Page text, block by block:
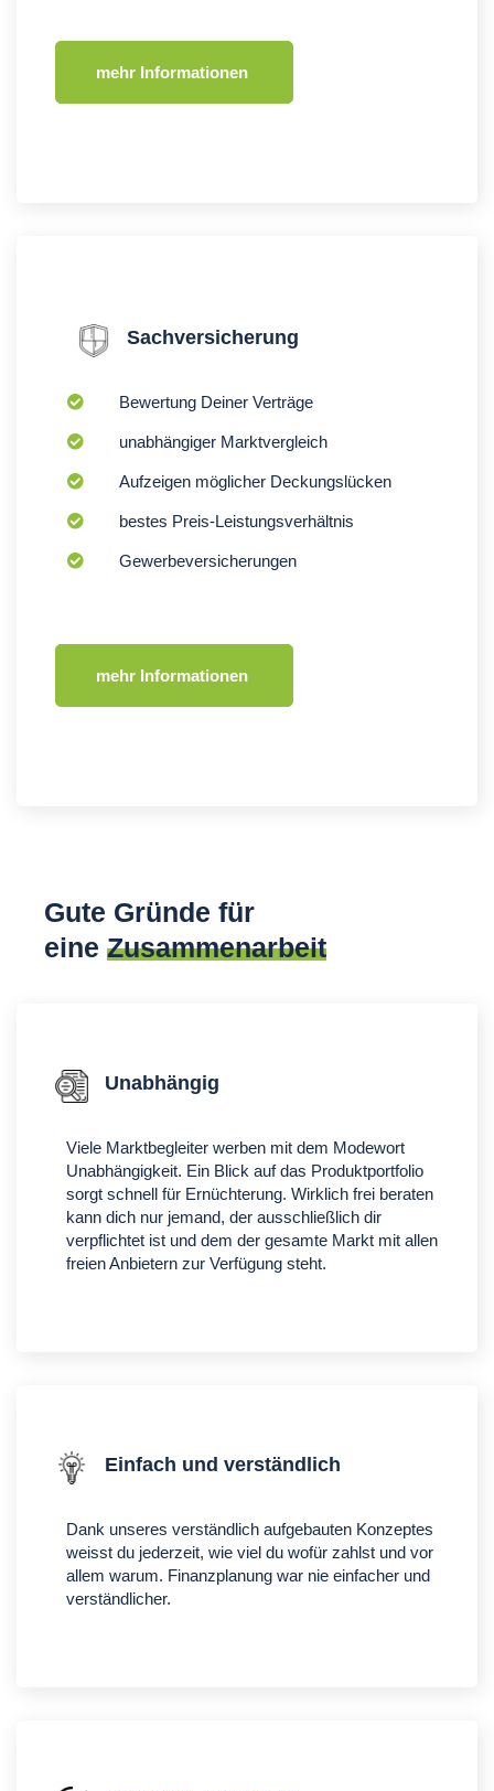
mehr Informationen
Sachversicherung
Bewertung Deiner Verträge
unabhängiger Marktvergleich
Aufzeigen möglicher Deckungslücken
bestes Preis-Leistungsverhältnis
Gewerbeversicherungen
mehr Informationen
Gute Gründe für
eine Zusammenarbeit
Unabhängig
Viele Marktbegleiter werben mit dem Modewort
Unabhängigkeit. Ein Blick auf das Produktportfolio
sorgt schnell für Ernüchterung. Wirklich frei beraten
kann dich nur jemand, der ausschließlich dir
verpflichtet ist und dem der gesamte Markt mit allen
freien Anbietern zur Verfügung steht.
Einfach und verständlich
Dank unseres verständlich aufgebauten Konzeptes
weisst du jederzeit, wie viel du wofür zahlst und vor
allem warum. Finanzplanung war nie einfacher und
verständlicher.